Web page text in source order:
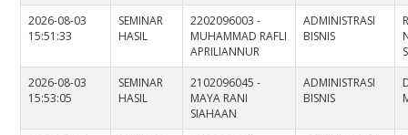
2026-08-03
15:51:33
SEMINAR
HASIL
2202096003 -
MUHAMMAD RAFLI
APRILIANNUR
ADMINISTRASI
BISNIS
2026-08-03
15:53:05
SEMINAR
HASIL
2102096045 -
MAYA RANI
SIAHAAN
ADMINISTRASI
BISNIS